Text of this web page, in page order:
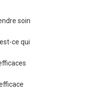
soin
ce qui